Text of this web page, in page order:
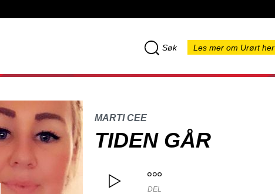
Søk Les mer om Urørt her
MARTI CEE
TIDEN GÅR
DEL